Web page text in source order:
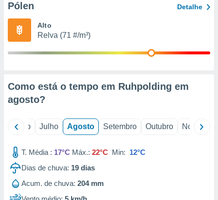
de
1199
Pólen Detalhe
Alto
Relva (71 #/m³)
Como está o tempo em Ruhpolding em
agosto?
Junho Julho Agosto Setembro Outubro Novembro
T. Média : 17°C Máx.: 22°C Min: 12°C
Dias de chuva: 19 dias
Acum. de chuva: 204 mm